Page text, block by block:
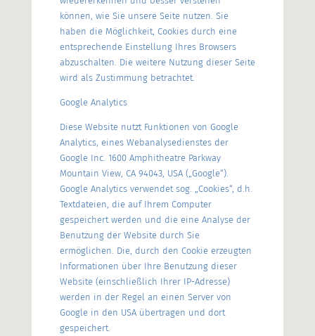
können, wie Sie unsere Seite nutzen. Sie
haben die Möglichkeit, Cookies durch eine
entsprechende Einstellung Ihres Browsers
abzuschalten. Die weitere Nutzung dieser Seite
wird als Zustimmung betrachtet.
Google Analytics
Diese Website nutzt Funktionen von Google
Analytics, eines Webanalysedienstes der
Google Inc. 1600 Amphitheatre Parkway
Mountain View, CA 94043, USA („Google“).
Google Analytics verwendet sog. „Cookies“, d.h.
Textdateien, die auf Ihrem Computer
gespeichert werden und die eine Analyse der
Benutzung der Website durch Sie
ermöglichen. Die, durch den Cookie erzeugten
Informationen über Ihre Benutzung dieser
Website (einschließlich Ihrer IP-Adresse)
werden in der Regel an einen Server von
Google in den USA übertragen und dort
gespeichert.